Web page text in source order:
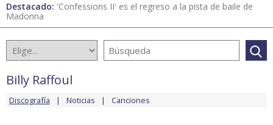
Destacado: 'Confessions II' es el regreso a la pista de baile de
Madonna
Billy Raffoul
Discografía Noticias Canciones